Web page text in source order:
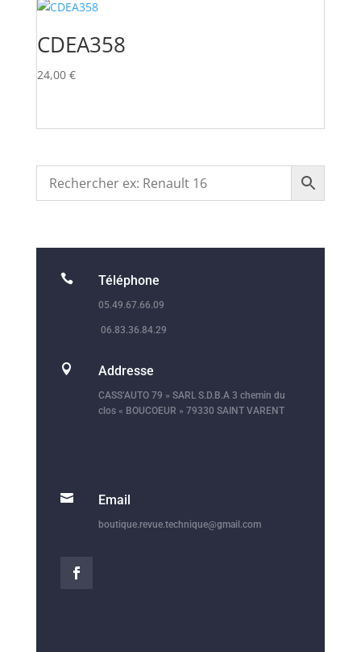
CDEA358
24,00 €
 Téléphone
05.49.67.66.09
06.83.36.84.29
 Addresse
CASS’AUTO 79 » SARL S.D.B.A 3 chemin du
clos « BOUCOEUR » 79330 SAINT VARENT
 Email
boutique.revue.technique@gmail.com